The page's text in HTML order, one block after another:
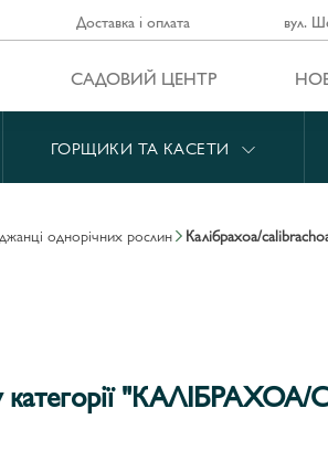
Доставка і оплата вул.
САДОВИЙ ЦЕНТР
ГОРЩИКИ ТА КАСЕТИ
однорічних рослин калібрахоа/
"КАЛІБРАХОА/